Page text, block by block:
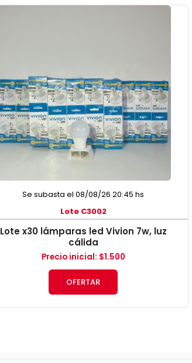
Se subasta el 08/08/26 20:45 hs
Lote C3002
Lote x30 lámparas led Vivion 7w, luz
cálida
Precio inicial: $1.500
OFERTAR